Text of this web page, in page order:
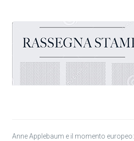
Anne Applebaum e il momento